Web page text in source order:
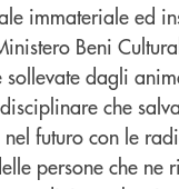
immateriale ed
Beni
dagli
che
futuro con le
persone che ne